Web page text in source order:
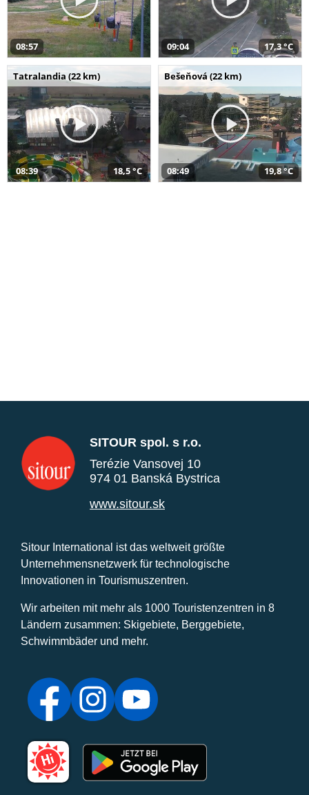
08:57 09:04 17,3 °C
Tatralandia (22 km)
08:39 18,5 °C
Bešeňová (22 km)
08:49 19,8 °C
SITOUR spol. s r.o.
Terézie Vansovej 10
974 01 Banská Bystrica
www.sitour.sk
Sitour International ist das weltweit größte
Unternehmensnetzwerk für technologische
Innovationen in Tourismuszentren.
Wir arbeiten mit mehr als 1000 Touristenzentren in 8
Ländern zusammen: Skigebiete, Berggebiete,
Schwimmbäder und mehr.